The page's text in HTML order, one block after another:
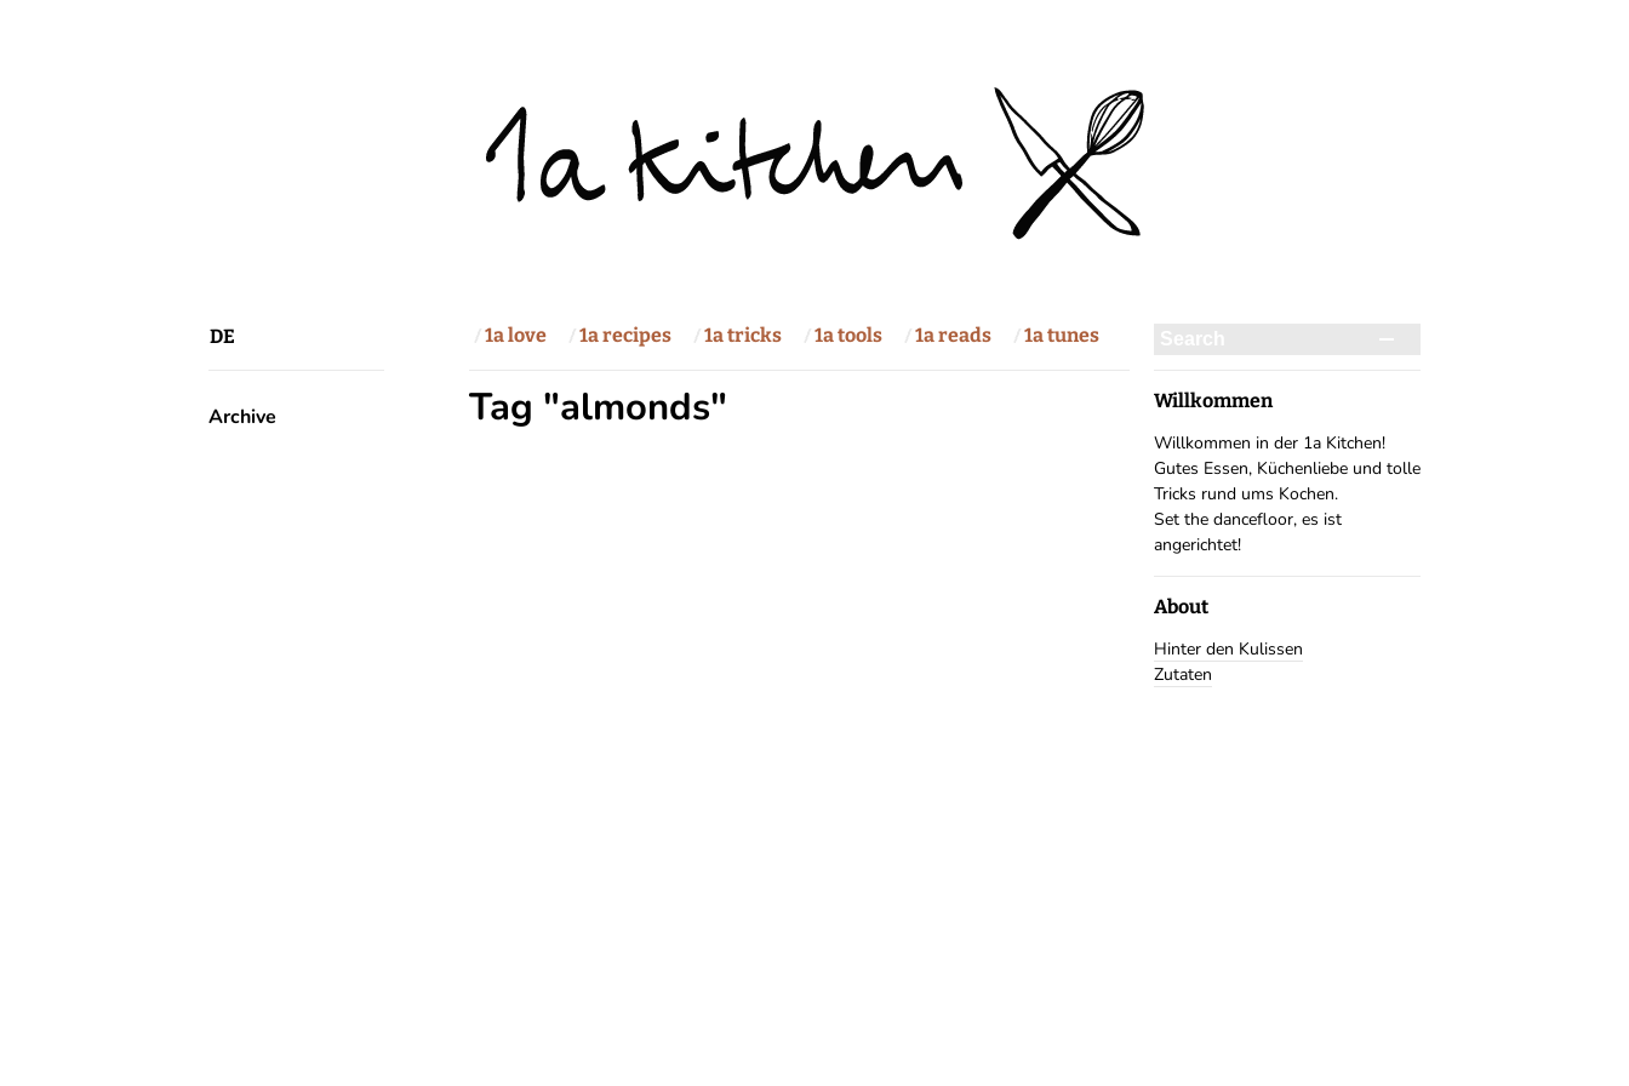
DE 1a love 1a recipes 1a tricks 1a tools 1a reads 1a tunes
Archive Tag "almonds"
Willkommen
Willkommen in der 1a Kitchen!
Gutes Essen, Küchenliebe und tolle
Tricks rund ums Kochen.
Set the dancefloor, es ist
angerichtet!
About
Hinter den Kulissen
Zutaten